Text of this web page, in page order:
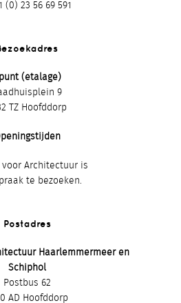
(0) 23 56 69 591
(etalage)
9
TZ Hoofddorp
voor Architectuur is
te bezoeken.
Postadres
Haarlemmermeer en
Schiphol
Postbus 62
AD Hoofddorp